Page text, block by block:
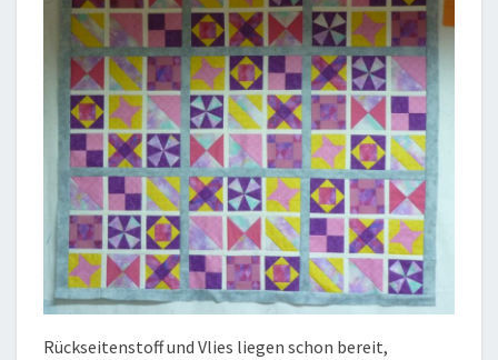
Rückseitenstoff und Vlies liegen schon bereit,